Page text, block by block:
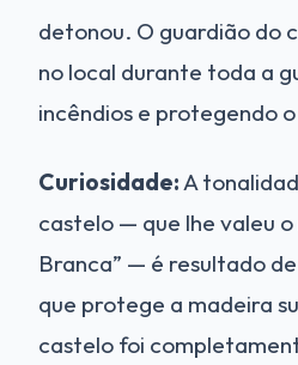
detonou. O guardião do
no local durante toda a
incêndios e protegendo
Curiosidade:A
castelo — que lhe valeu o
Branca” — é resultado
que protege a madeira
castelo foi